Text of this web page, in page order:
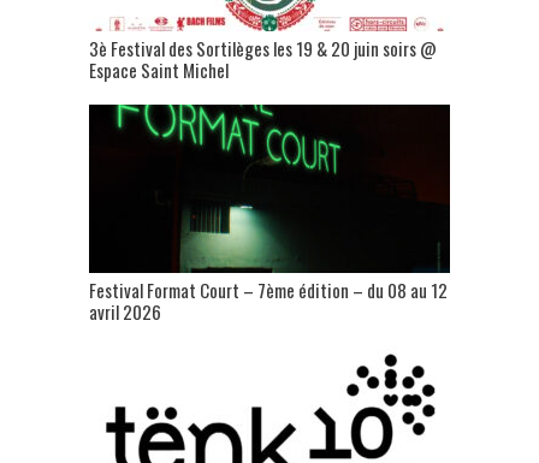
3è Festival des Sortilèges les 19 & 20 juin soirs @
Espace Saint Michel
Festival Format Court – 7ème édition – du 08 au 12
avril 2026